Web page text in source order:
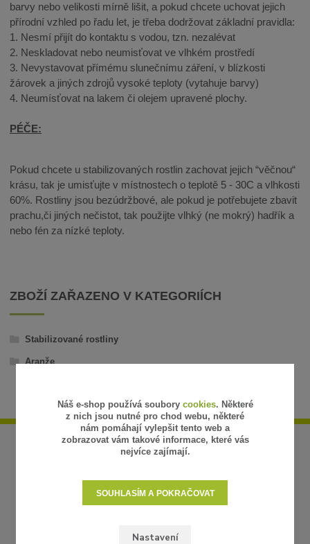
barvy nebo velikosti mírně lišit, a pokud chcete uchovat jejich
přírodní vzhled po řadu let, je třeba dodržovat základní pravidla:
1. Nesmí přijít do kontaktu s vodou, tzn. nezalévat
2. Neskladovat nebo neumisťovat ve vlhkém prostředí
3. Nevystavovat přímému slunečnímu záření, v blízkosti
žárovek a jiných zdrojů vysoké teploty (vytahuje barvy)
4. Neumísťovat na lakem či olejem upravené plochy.
PÉČE:
Pokud chcete u stabilizovaných rostlin zachovat jejich “věčnou“
krásu, tak je umisťujte v místnostech o teplotě 5 - 30C a vlhkosti
60%. Rostliny jsou bezúdržbové, ale pokud je potřebujete zbavit
prachu,či jiných nečistot, tak použijte vlhký (ne mokrý) hadřík a
nebo fén za nízké teploty.
ZBOŽÍ ZAŘAZENO V KATEGORIÍCH
Stabilizované rostliny
Aranže
Náš e-shop používá soubory cookies. Některé
z nich jsou nutné pro chod webu, některé
nám pomáhají vylepšit tento web a
zobrazovat vám takové informace, které vás
nejvíce zajímají.
Nastavení
SOUHLASÍM A POKRAČOVAT